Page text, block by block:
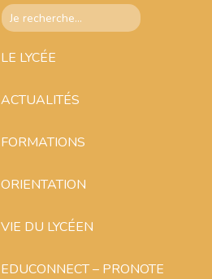
LE LYCÉE
ACTUALITÉS
FORMATIONS
ORIENTATION
VIE DU LYCÉEN
EDUCONNECT – PRONOTE